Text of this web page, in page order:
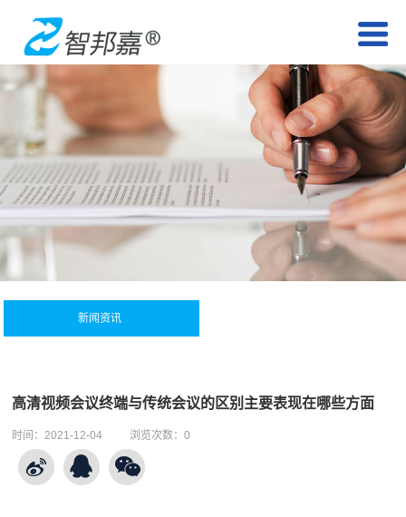
新闻资讯
高清视频会议终端与传统会议的区别主要表现在哪些方面
时间： 2021-12-04 浏览次数：0